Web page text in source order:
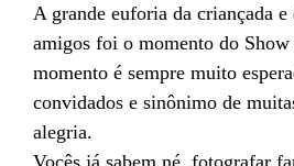
A grande euforia da criançada
amigos foi o momento do Show
momento é sempre muito
convidados e sinônimo de
alegria.
Vocês já sabem né, fotografar